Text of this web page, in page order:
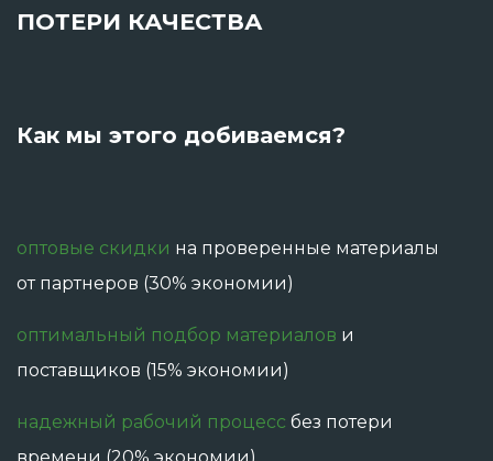
ПОТЕРИ КАЧЕСТВА
Как мы этого добиваемся?
оптовые скидки на проверенные материалы
от партнеров (30% экономии)
оптимальный подбор материалов и
поставщиков (15% экономии)
надежный рабочий процесс без потери